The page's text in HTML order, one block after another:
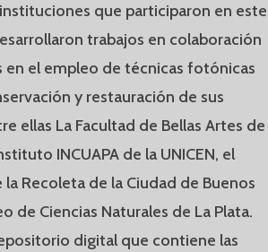
instituciones que participaron en este
trabajos en colaboración
en el empleo de técnicas fotónicas
y restauración de sus
ellas La Facultad de Bellas Artes de
INCUAPA de la UNICEN, el
Recoleta de la Ciudad de Buenos
de Ciencias Naturales de La Plata.
digital que contiene las